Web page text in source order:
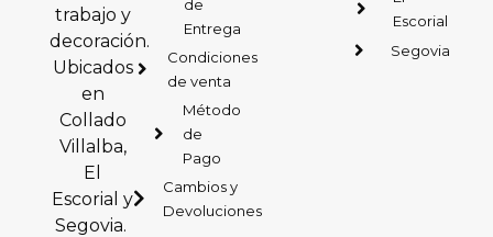
trabajo y
decoración.
Ubicados
en
Collado
Villalba,
El
Escorial y
Segovia.
de
Entrega
Condiciones
de venta
Método
de
Pago
Cambios y
Devoluciones
Escorial
Segovia